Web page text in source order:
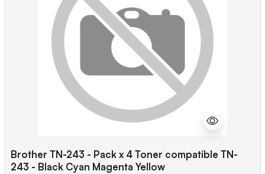
Brother TN-243 - Pack x 4 Toner compatible TN-
243 - Black Cyan Magenta Yellow